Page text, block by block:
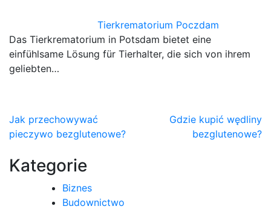
Tierkrematorium Poczdam
Das Tierkrematorium in Potsdam bietet eine
einfühlsame Lösung für Tierhalter, die sich von ihrem
geliebten…
Nawigacja
wpisu
Jak przechowywać
pieczywo bezglutenowe?
Gdzie kupić wędliny
bezglutenowe?
Kategorie
Biznes
Budownictwo